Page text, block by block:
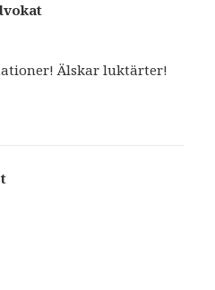
Älskar luktärter!